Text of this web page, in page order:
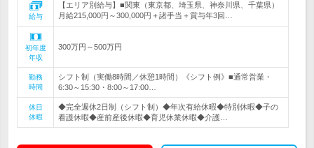
給与
【エリア別給与】■関東（東京都、埼玉県、神奈川県、千葉県）
月給215,000円～300,000円＋諸手当＋賞与年3回…
初年度
年収
300万円～500万円
勤務
時間
シフト制（実働8時間／休憩1時間）《シフト例》■通常営業・
6:30～15:30・8:00～17:00…
休日
休暇
◆完全週休2日制（シフト制）◆年次有給休暇◆特別休暇◆子の
看護休暇◆産前産後休暇◆育児休業休暇◆介護…